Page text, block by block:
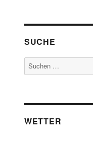
SUCHE
Suchen
nach:
WETTER